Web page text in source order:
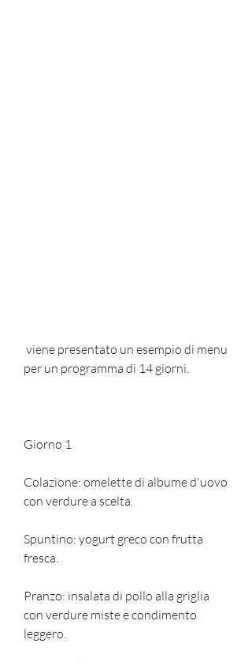
per un programma di 14 giorni.
Giorno 1
Colazione: omelette di albume d'uovo
con verdure a scelta.
Spuntino: yogurt greco con frutta
fresca.
Pranzo: insalata di pollo alla griglia
con verdure miste e condimento
leggero.